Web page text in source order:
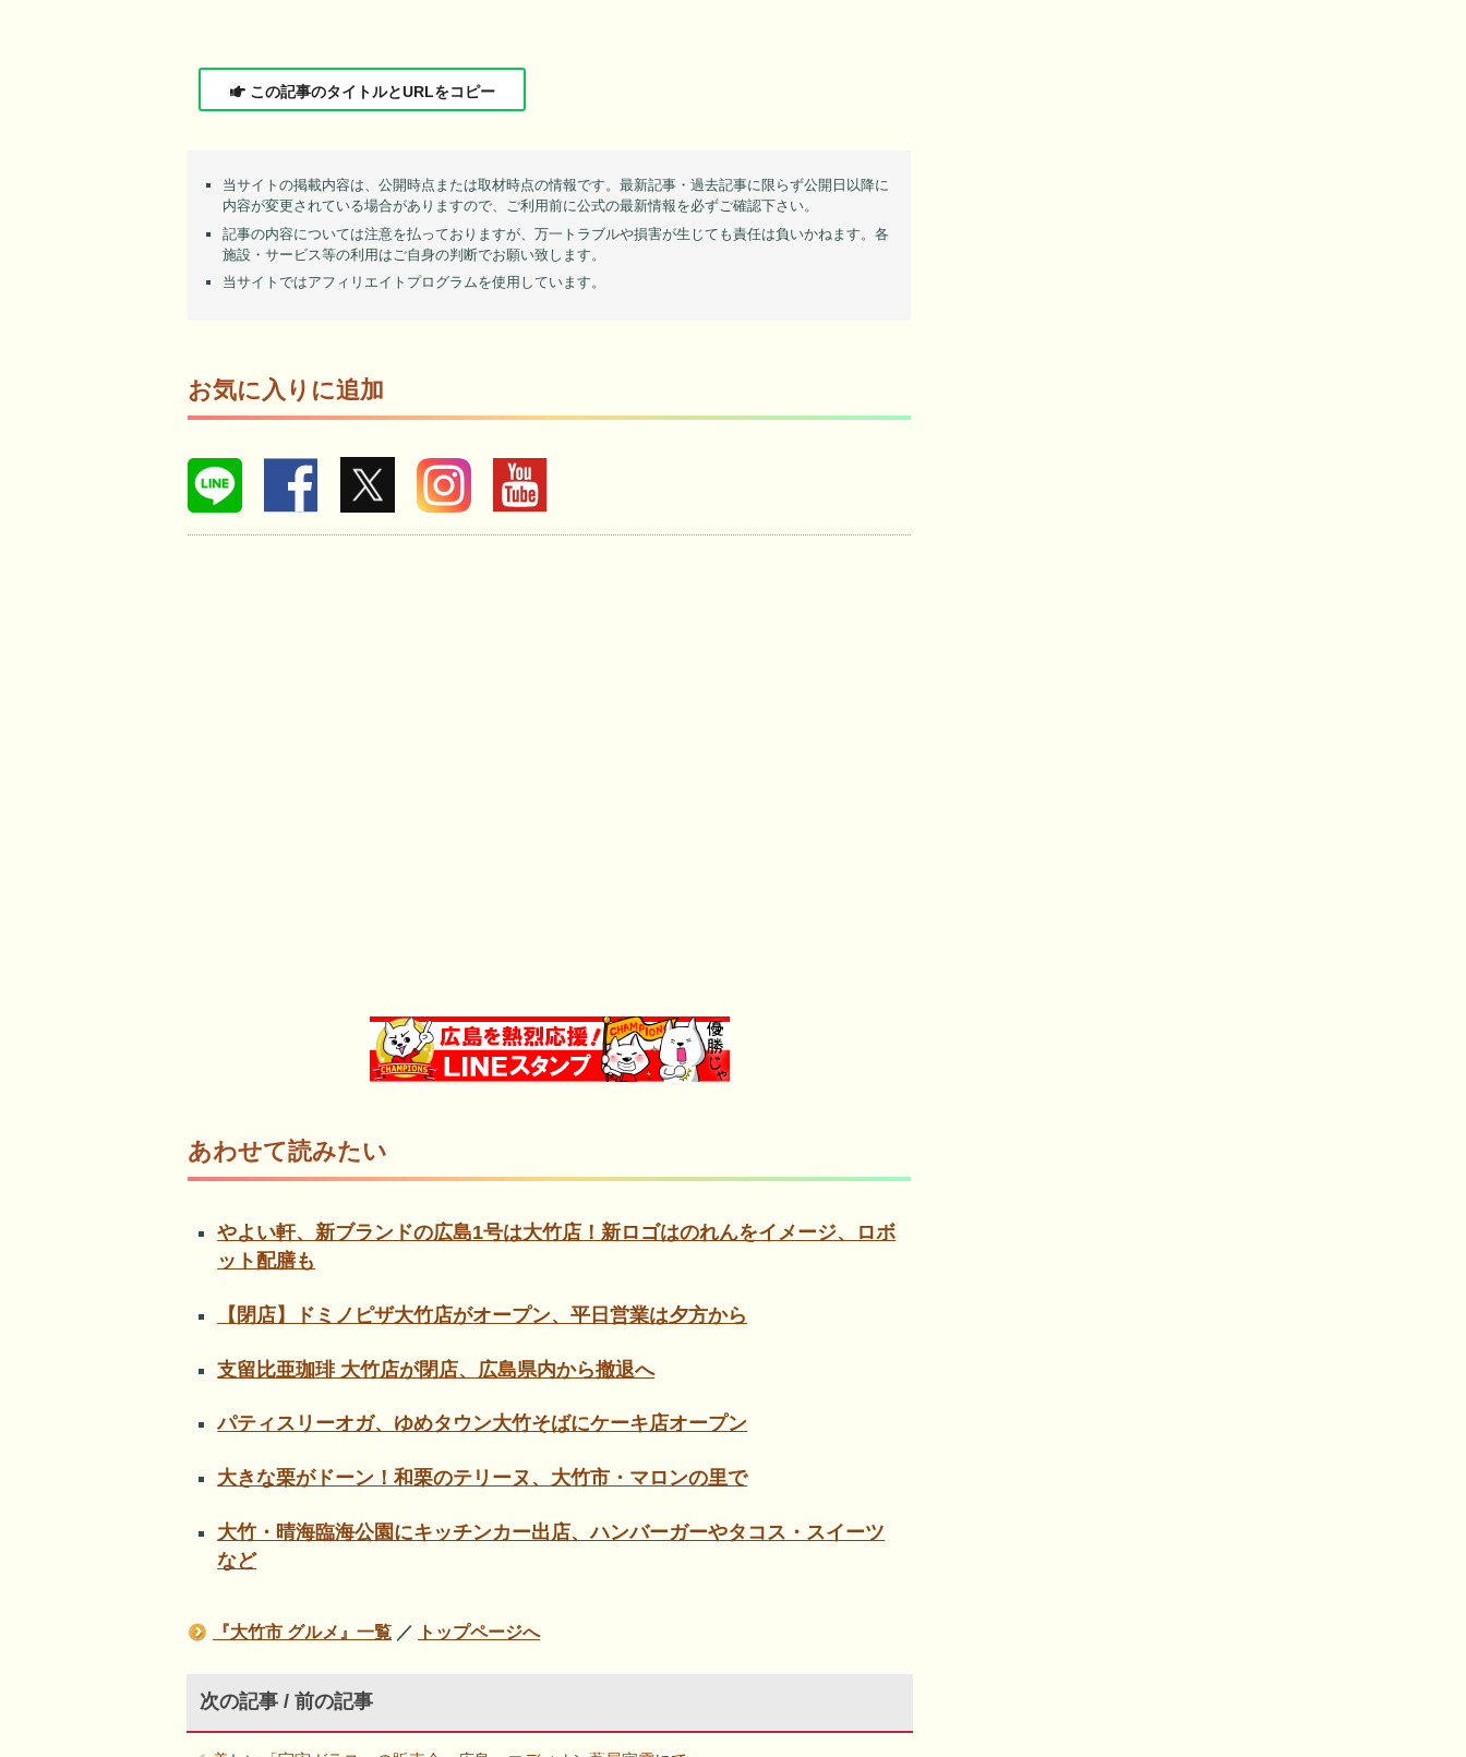
この記事のタイトルとURLをコピー
当サイトの掲載内容は、公開時点または取材時点の情報です。最新記事・過去記事に限らず公開日以降に
内容が変更されている場合がありますので、ご利用前に公式の最新情報を必ずご確認下さい。
記事の内容については注意を払っておりますが、万一トラブルや損害が生じても責任は負いかねます。各
施設・サービス等の利用はご自身の判断でお願い致します。
当サイトではアフィリエイトプログラムを使用しています。
お気に入りに追加
あわせて読みたい
やよい軒、新ブランドの広島1号は大竹店！新ロゴはのれんをイメージ、ロボ
ット配膳も
【閉店】ドミノピザ大竹店がオープン、平日営業は夕方から
支留比亜珈琲 大竹店が閉店、広島県内から撤退へ
パティスリーオガ、ゆめタウン大竹そばにケーキ店オープン
大きな栗がドーン！和栗のテリーヌ、大竹市・マロンの里で
大竹・晴海臨海公園にキッチンカー出店、ハンバーガーやタコス・スイーツ
など
『大竹市 グルメ』一覧 ／ トップページへ
次の記事 / 前の記事